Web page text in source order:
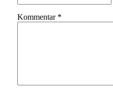
Kommentar *